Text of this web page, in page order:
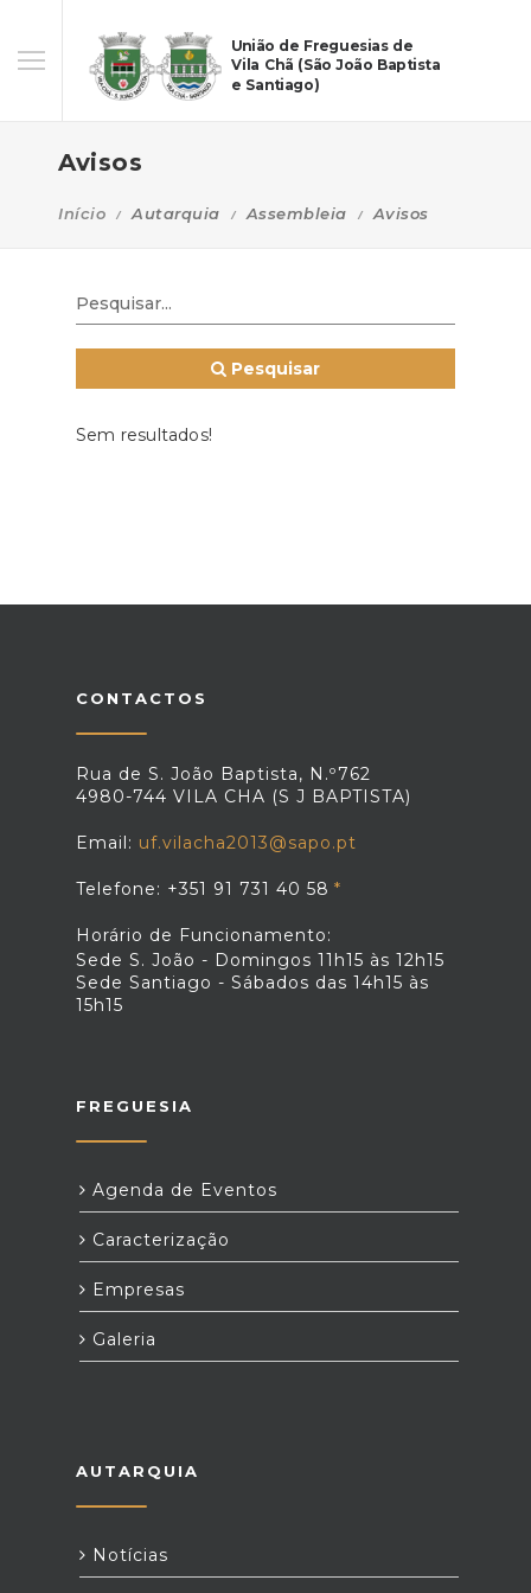
União de Freguesias de
Vila Chã (São João Baptista
e Santiago)
Avisos
Início Autarquia Assembleia Avisos
Pesquisar
Sem resultados!
CONTACTOS
Rua de S. João Baptista, N.º762
4980-744 VILA CHA (S J BAPTISTA)
Email: uf.vilacha2013@sapo.pt
Telefone: +351 91 731 40 58
Horário de Funcionamento:
Sede S. João - Domingos 11h15 às 12h15
Sede Santiago - Sábados das 14h15 às
15h15
FREGUESIA
Agenda de Eventos
Caracterização
Empresas
Galeria
AUTARQUIA
Notícias